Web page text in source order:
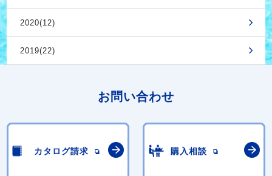
2020(12)
2019(22)
お問い合わせ
カタログ請求 購入相談